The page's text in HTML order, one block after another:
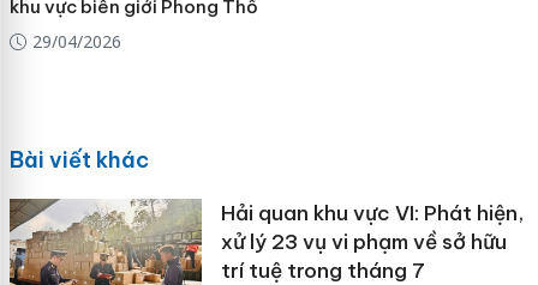
khu vực biên giới Phong Thổ
29/04/2026
Bài viết khác
Hải quan khu vực VI: Phát hiện,
xử lý 23 vụ vi phạm về sở hữu
trí tuệ trong tháng 7